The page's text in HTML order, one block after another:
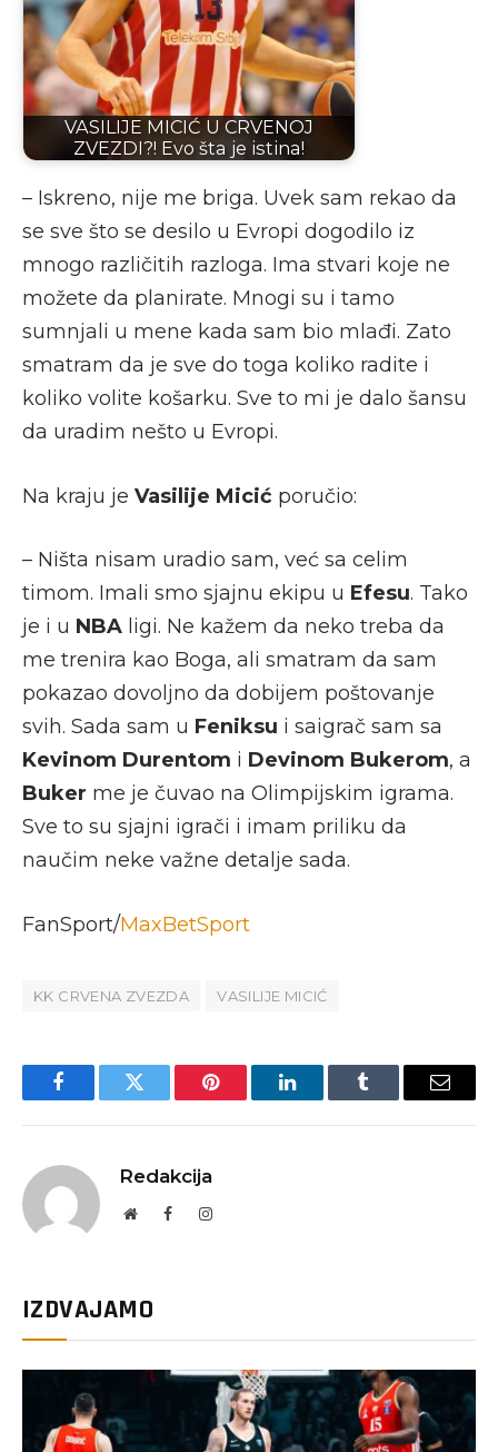
VASILIJE MICIĆ U CRVENOJ
ZVEZDI?! Evo šta je istina!
– Iskreno, nije me briga. Uvek sam rekao da
se sve što se desilo u Evropi dogodilo iz
mnogo različitih razloga. Ima stvari koje ne
možete da planirate. Mnogi su i tamo
sumnjali u mene kada sam bio mlađi. Zato
smatram da je sve do toga koliko radite i
koliko volite košarku. Sve to mi je dalo šansu
da uradim nešto u Evropi.
Na kraju je Vasilije Micić poručio:
– Ništa nisam uradio sam, već sa celim
timom. Imali smo sjajnu ekipu u Efesu. Tako
je i u NBA ligi. Ne kažem da neko treba da
me trenira kao Boga, ali smatram da sam
pokazao dovoljno da dobijem poštovanje
svih. Sada sam u Feniksu i saigrač sam sa
Kevinom Durentom i Devinom Bukerom, a
Buker me je čuvao na Olimpijskim igrama.
Sve to su sjajni igrači i imam priliku da
naučim neke važne detalje sada.
FanSport/MaxBetSport
KK CRVENA ZVEZDA VASILIJE MICIĆ
FacebookTwitter Pinterest LinkedInTumblr Email
Redakcija
WebsiteFacebookInstagram
IZDVAJAMO